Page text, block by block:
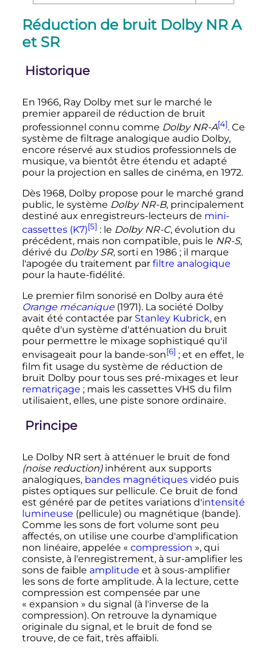
Réduction de bruit Dolby NR A
et SR
Historique
En 1966, Ray Dolby met sur le marché le
premier appareil de réduction de bruit
professionnel connu comme Dolby NR-A[4]. Ce
système de filtrage analogique audio Dolby,
encore réservé aux studios professionnels de
musique, va bientôt être étendu et adapté
pour la projection en salles de cinéma, en 1972.
Dès 1968, Dolby propose pour le marché grand
public, le système Dolby NR-B, principalement
destiné aux enregistreurs-lecteurs de mini-
cassettes (K7)[5] : le Dolby NR-C, évolution du
précédent, mais non compatible, puis le NR-S,
dérivé du Dolby SR, sorti en 1986 ; il marque
l'apogée du traitement par filtre analogique
pour la haute-fidélité.
Le premier film sonorisé en Dolby aura été
Orange mécanique(1971). La société Dolby
avait été contactée par Stanley Kubrick, en
quête d'un système d'atténuation du bruit
pour permettre le mixage sophistiqué qu'il
envisageait pour la bande-son[6] ; et en effet, le
film fit usage du système de réduction de
bruit Dolby pour tous ses pré-mixages et leur
rematriçage ; mais les cassettes VHS du film
utilisaient, elles, une piste sonore ordinaire.
Principe
Le Dolby NR sert à atténuer le bruit de fond
(noise reduction)inhérent aux supports
analogiques, bandes magnétiquesvidéo puis
pistes optiques sur pellicule. Ce bruit de fond
est généré par de petites variations d'intensité
lumineuse (pellicule) ou magnétique (bande).
Comme les sons de fort volume sont peu
affectés, on utilise une courbe d'amplification
non linéaire, appelée « compression », qui
consiste, à l'enregistrement, à sur-amplifier les
sons de faible amplitude et à sous-amplifier
les sons de forte amplitude. À la lecture, cette
compression est compensée par une
« expansion » du signal (à l'inverse de la
compression). On retrouve la dynamique
originale du signal, et le bruit de fond se
trouve, de ce fait, très affaibli.